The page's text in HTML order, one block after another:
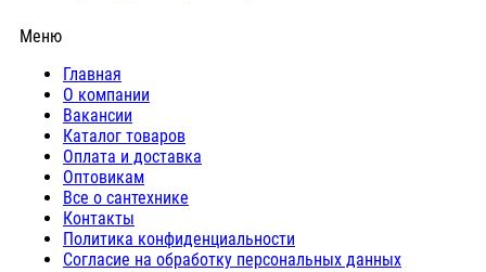
Меню
Главная
О компании
Вакансии
Каталог товаров
Оплата и доставка
Оптовикам
Все о сантехнике
Контакты
Политика конфиденциальности
Согласие на обработку персональных данных